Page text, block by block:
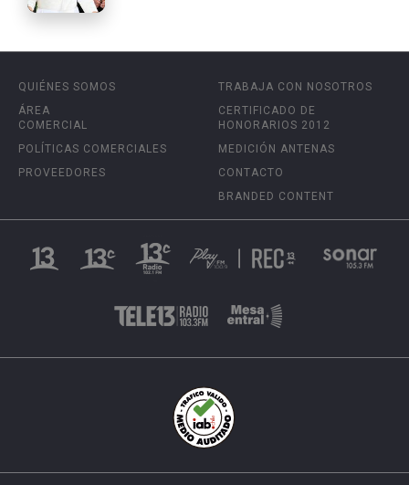
QUIÉNES SOMOS
ÁREA
COMERCIAL
POLÍTICAS COMERCIALES
PROVEEDORES
TRABAJA CON NOSOTROS
CERTIFICADO DE
HONORARIOS 2012
MEDICIÓN ANTENAS
CONTACTO
BRANDED CONTENT